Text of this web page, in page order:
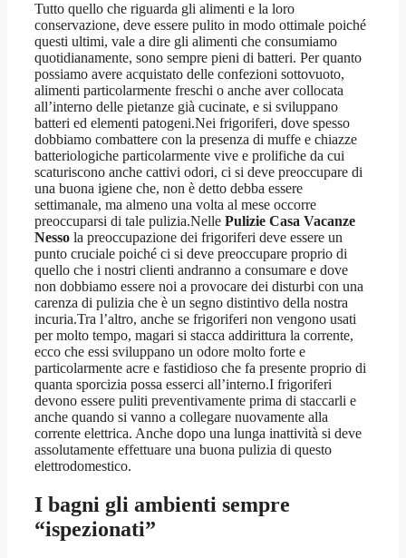
Tutto quello che riguarda gli alimenti e la loro
conservazione, deve essere pulito in modo ottimale poiché
questi ultimi, vale a dire gli alimenti che consumiamo
quotidianamente, sono sempre pieni di batteri. Per quanto
possiamo avere acquistato delle confezioni sottovuoto,
alimenti particolarmente freschi o anche aver collocata
all’interno delle pietanze già cucinate, e si sviluppano
batteri ed elementi patogeni.Nei frigoriferi, dove spesso
dobbiamo combattere con la presenza di muffe e chiazze
batteriologiche particolarmente vive e prolifiche da cui
scaturiscono anche cattivi odori, ci si deve preoccupare di
una buona igiene che, non è detto debba essere
settimanale, ma almeno una volta al mese occorre
preoccuparsi di tale pulizia.Nelle Pulizie Casa Vacanze
Nesso la preoccupazione dei frigoriferi deve essere un
punto cruciale poiché ci si deve preoccupare proprio di
quello che i nostri clienti andranno a consumare e dove
non dobbiamo essere noi a provocare dei disturbi con una
carenza di pulizia che è un segno distintivo della nostra
incuria.Tra l’altro, anche se frigoriferi non vengono usati
per molto tempo, magari si stacca addirittura la corrente,
ecco che essi sviluppano un odore molto forte e
particolarmente acre e fastidioso che fa presente proprio di
quanta sporcizia possa esserci all’interno.I frigoriferi
devono essere puliti preventivamente prima di staccarli e
anche quando si vanno a collegare nuovamente alla
corrente elettrica. Anche dopo una lunga inattività si deve
assolutamente effettuare una buona pulizia di questo
elettrodomestico.
I bagni gli ambienti sempre
“ispezionati”